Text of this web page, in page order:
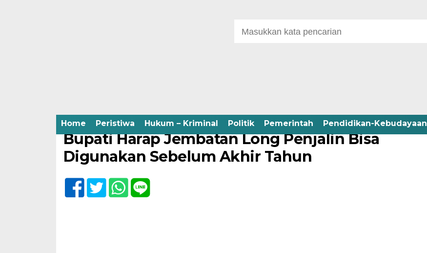
Home Peristiwa Hukum – Kriminal Politik Pemerintah Pendidikan-Kebudayaan
Rabu, 8 Desember 2021 - 14:27 WIB
Bupati Harap Jembatan Long Penjalin Bisa
Digunakan Sebelum Akhir Tahun